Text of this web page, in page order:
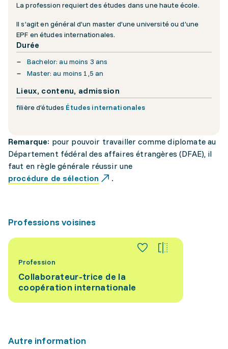
La profession requiert des études dans une haute école.
Il s’agit en général d’un master d’une université ou d’une
EPF en études internationales.
Durée
Bachelor: au moins 3 ans
Master: au moins 1,5 an
Lieux, contenu, admission
filière d’études Études internationales
Remarque: pour pouvoir travailler comme diplomate au
Département fédéral des affaires étrangères (DFAE), il
faut en règle générale réussir une
procédure de sélection
.
Professions voisines
Profession
Collaborateur-trice de la
coopération internationale
Autre information